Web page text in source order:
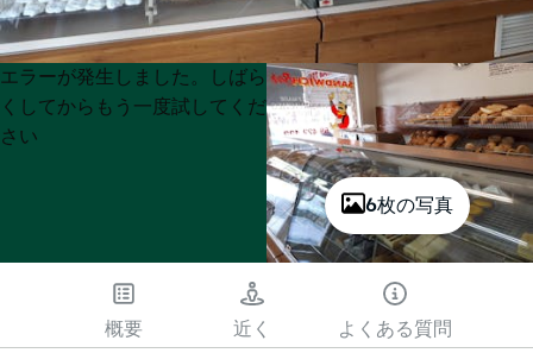
6枚の写真
Product
List
Product
List
エラーが発生しました。しばら
くしてからもう一度試してくだ
さい
概要 近く よくある質問